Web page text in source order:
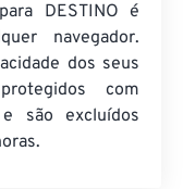
DESTINO é
navegador.
dos seus
com
são excluídos